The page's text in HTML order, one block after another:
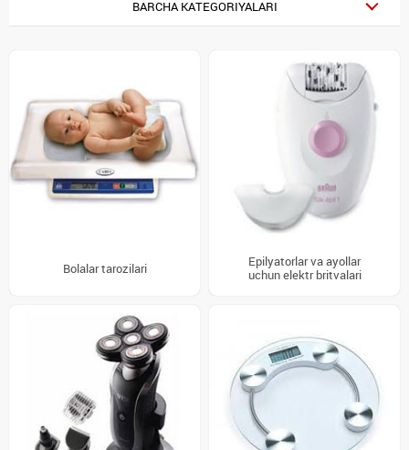
BARCHA KATEGORIYALARI
Bolalar tarozilari
Epilyatorlar va ayollar
uchun elektr britvalari